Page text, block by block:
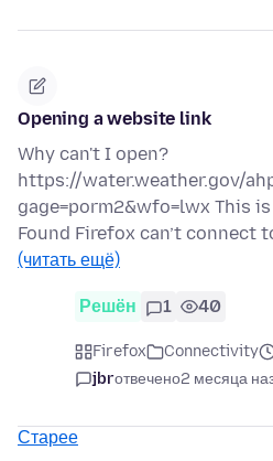
Opening a website link
Why can't I open?
https://water.weather.gov/
gage=porm2&wfo=lwx This
Found Firefox can’t connect
(читать ещё)
Решён 1 40
Firefox Connectivity
jbrотвечено2 месяца
Старее